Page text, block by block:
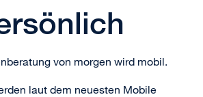
von morgen wird mobil.
laut dem neuesten Mobile